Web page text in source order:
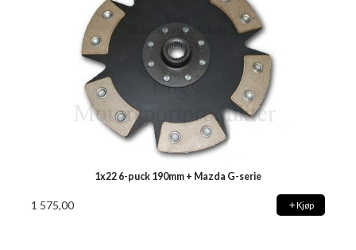
1x22 6-puck 190mm + Mazda G-serie
1 575,00 Kjøp